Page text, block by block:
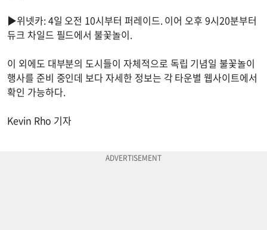
▶위넷카: 4일 오전 10시부터 퍼레이드. 이어 오후 9시20분부터
듀크 차일드 필드에서 불꽃놀이.
이 외에도 대부분의 도시들이 자체적으로 독립 기념일 불꽃놀이
행사를 준비 중인데 보다 자세한 정보는 각 타운별 웹사이트에서
확인 가능하다.
Kevin Rho 기자